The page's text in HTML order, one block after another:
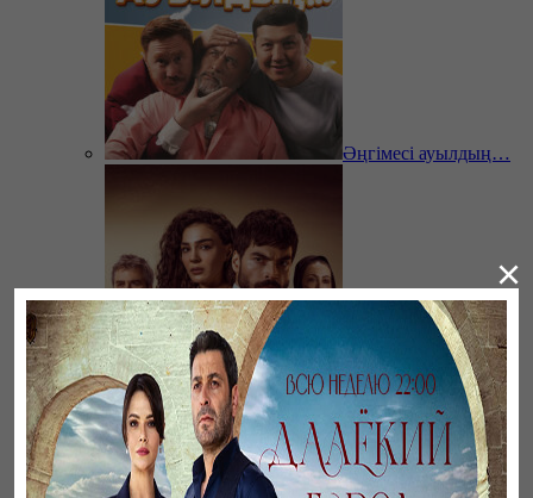
Әңгімесі ауылдың…
×